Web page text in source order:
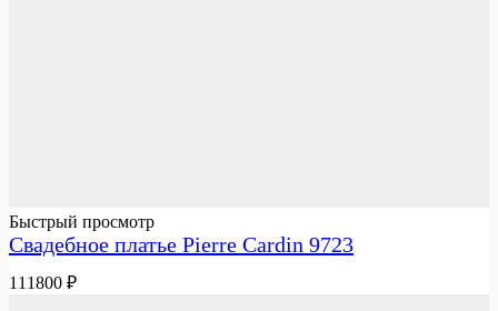
Быстрый просмотр
Свадебное платье Pierre Cardin 9723
111800 ₽